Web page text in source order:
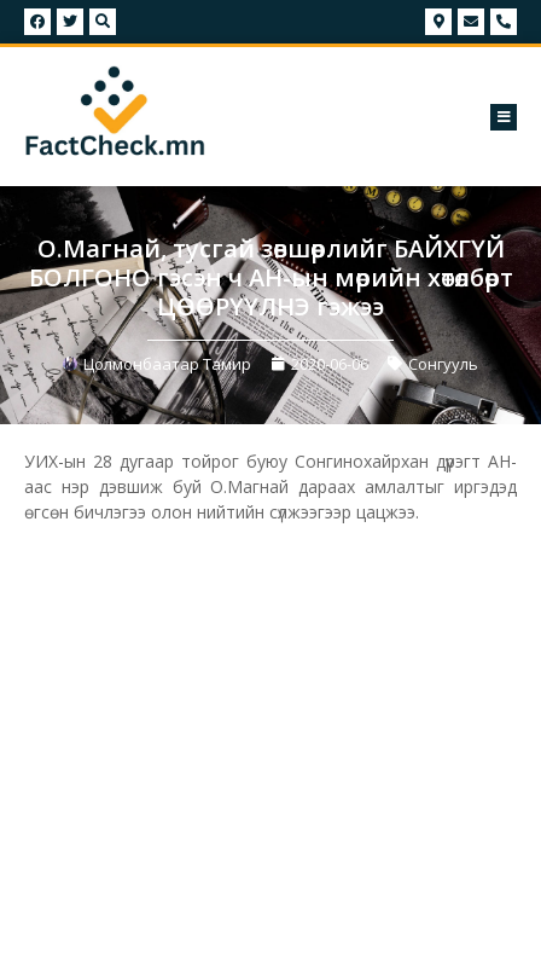
О.Магнай, тусгай зөвшөөрлийг БАЙХГҮЙ
БОЛГОНО гэсэн ч АН-ын мөрийн хөтөлбөрт
ЦӨӨРҮҮЛНЭ гэжээ
Цолмонбаатар Тамир 2020-06-06 Сонгууль
УИХ-ын 28 дугаар тойрог буюу Сонгинохайрхан дүүрэгт АН-
аас нэр дэвшиж буй О.Магнай дараах амлалтыг иргэдэд
өгсөн бичлэгээ олон нийтийн сүлжээгээр цацжээ.